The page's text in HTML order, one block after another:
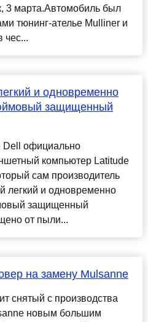
3 марта.Автомобиль был
тюнинг-ателье Mulliner и
чес...
и одновременно
защищенный
Dell официально
компьютер Latitude
сам производитель
легкий и одновременно
защищенный
от пыли...
на замену Mulsanne
снятый с производства
новым большим